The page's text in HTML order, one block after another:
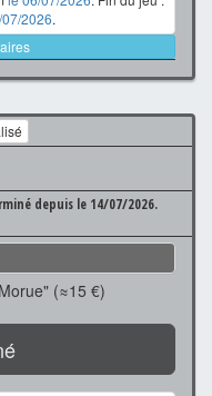
2026.
depuis le 14/07/2026.
(≈15 €)